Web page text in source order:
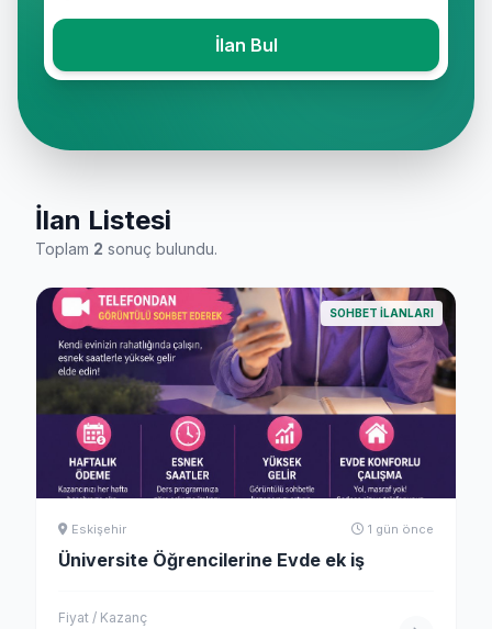
İlan Bul
İlan Listesi
Toplam 2 sonuç bulundu.
SOHBET İLANLARI
Eskişehir 1 gün önce
Üniversite Öğrencilerine Evde ek iş
Fiyat / Kazanç